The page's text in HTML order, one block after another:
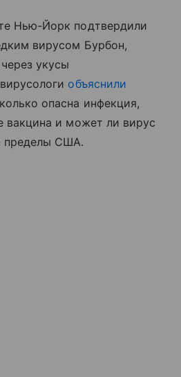
Нью-Йорк подтвердили
вирусом Бурбон,
укусы
объяснили
опасна инфекция,
вакцина и может ли вирус
пределы США.